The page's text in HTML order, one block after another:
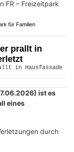
für Familien
prallt in
ist es
eines
durch